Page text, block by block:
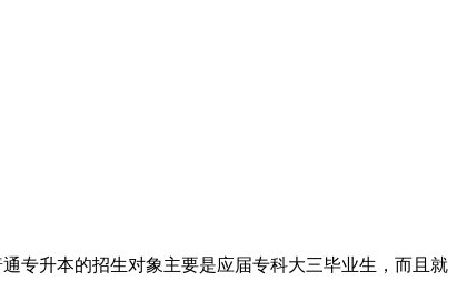
专升本的招生对象主要是应届专科大三毕业生，而且就